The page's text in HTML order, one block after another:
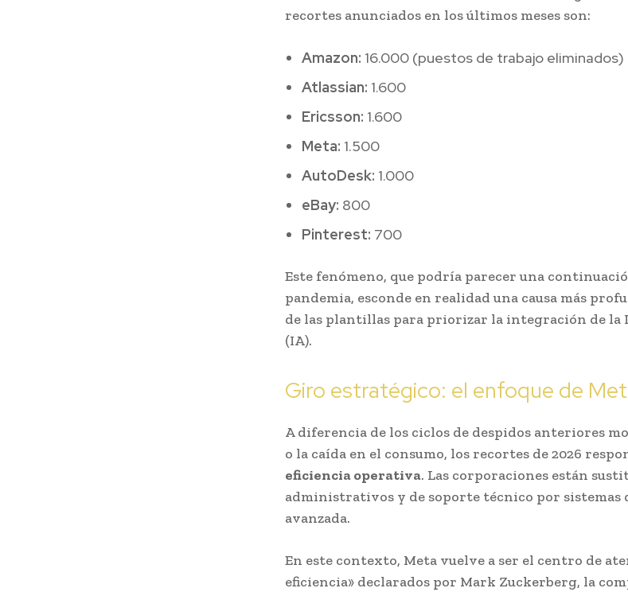
recortes anunciados en los últimos meses son:
Amazon: 16.000 (puestos de trabajo eliminados)
Atlassian: 1.600
Ericsson: 1.600
Meta: 1.500
AutoDesk: 1.000
eBay: 800
Pinterest: 700
Este fenómeno, que podría parecer una
pandemia, esconde en realidad una causa más
de las plantillas para priorizar la integración de
(IA).
Giro estratégico: el enfoque de
A diferencia de los ciclos de despidos anteriores
o la caída en el consumo, los recortes de 2026
eficiencia operativa. Las corporaciones están
administrativos y de soporte técnico por sistemas
avanzada.
En este contexto, Meta vuelve a ser el centro de
eficiencia» declarados por Mark Zuckerberg, la